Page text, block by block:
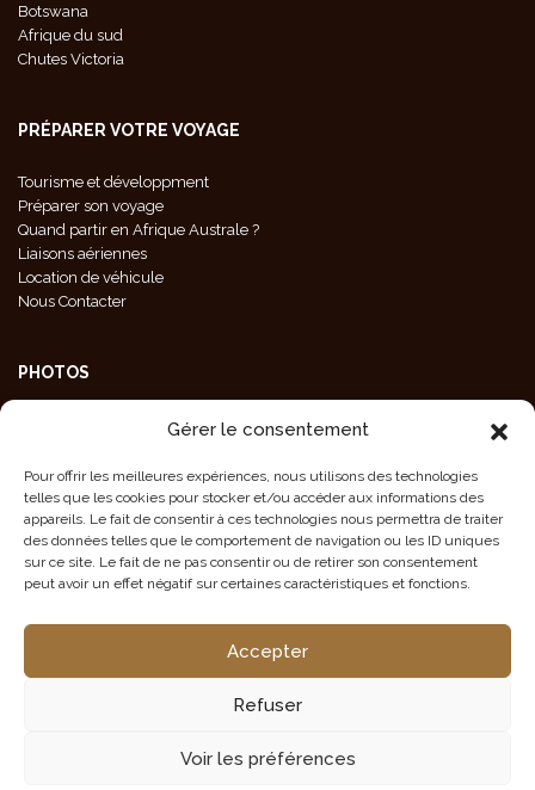
Gérer le consentement
Pour offrir les meilleures expériences, nous utilisons des technologies
telles que les cookies pour stocker et/ou accéder aux informations des
appareils. Le fait de consentir à ces technologies nous permettra de traiter
des données telles que le comportement de navigation ou les ID uniques
sur ce site. Le fait de ne pas consentir ou de retirer son consentement
peut avoir un effet négatif sur certaines caractéristiques et fonctions.
Accepter
Refuser
Voir les préférences
Botswana
Afrique du sud
Chutes Victoria
PRÉPARER VOTRE VOYAGE
Tourisme et développment
Préparer son voyage
Quand partir en Afrique Australe ?
Liaisons aériennes
Location de véhicule
Nous Contacter
PHOTOS
Photos Paysages
Photos Population
Crédit Photos
25 Hoepfner Street, Windhoek, NAMIBIA